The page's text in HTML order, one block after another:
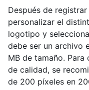
Después de
personalizar el
logotipo y
debe ser un archivo
MB de tamaño.
de calidad, se
de 200 píxeles en